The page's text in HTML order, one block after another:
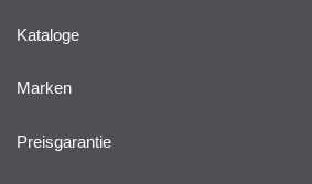
Kataloge
Marken
Preisgarantie